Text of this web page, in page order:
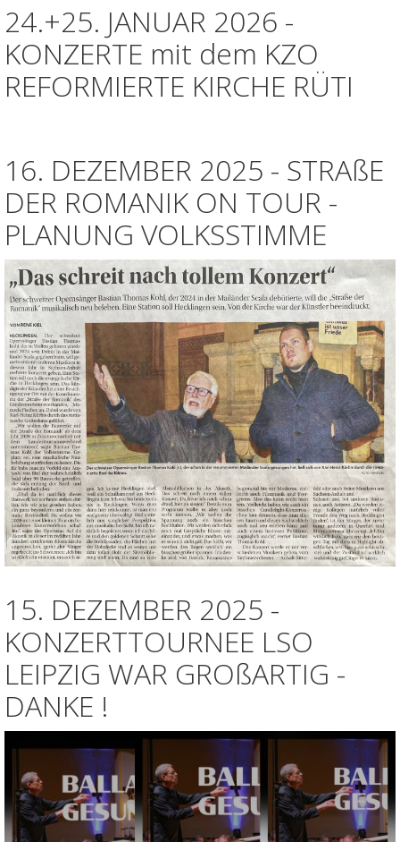
24.+25. JANUAR 2026 -
KONZERTE mit dem KZO
REFORMIERTE KIRCHE RÜTI
16. DEZEMBER 2025 - STRAßE
DER ROMANIK ON TOUR -
PLANUNG VOLKSSTIMME
15. DEZEMBER 2025 -
KONZERTTOURNEE LSO
LEIPZIG WAR GROßARTIG -
DANKE !